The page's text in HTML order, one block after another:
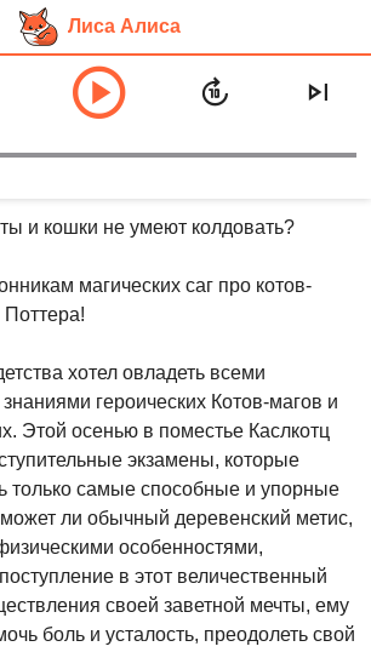
Лиса Алиса
«Иномирье
в возрасте:
и кошки не умеют колдовать?
магических саг про котов-
Поттера!
хотел овладеть всеми
героических Котов-магов и
Этой осенью в поместье Каслкотц
экзамены, которые
только самые способные и упорные
ли обычный деревенский метис,
особенностями,
в этот величественный
своей заветной мечты, ему
боль и усталость, преодолеть свой